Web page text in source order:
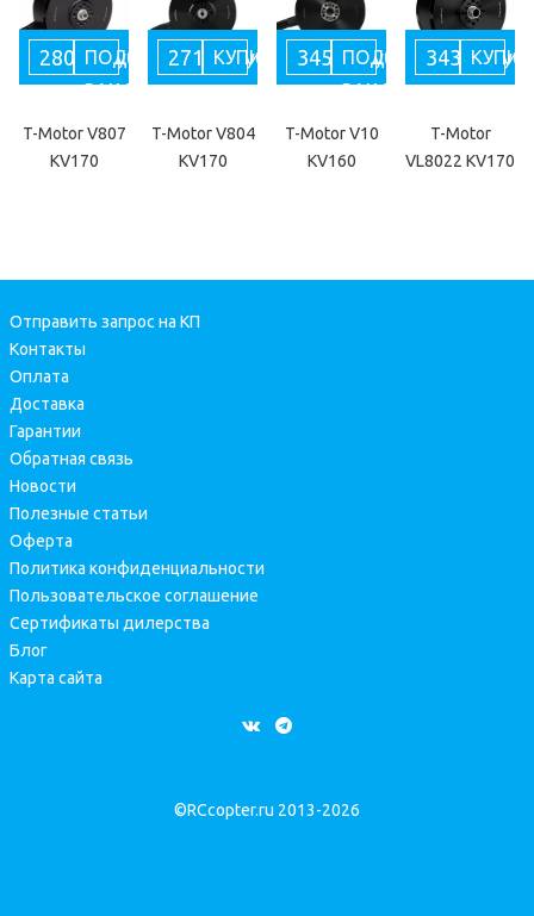
28050 руб
ПОД
ЗАКАЗ
T-Motor V807
KV170
27115 руб
КУПИТЬ
T-Motor V804
KV170
34595 руб
ПОД
ЗАКАЗ
T-Motor V10
KV160
34344 руб
T-Motor
VL8022 KV170
Отправить запрос на КП
Контакты
Оплата
Доставка
Гарантии
Обратная связь
Новости
Полезные статьи
Оферта
Политика конфиденциальности
Пользовательское соглашение
Сертификаты дилерства
Блог
Карта сайта
©RCcopter.ru 2013-2026